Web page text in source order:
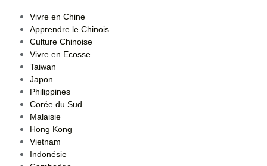
Vivre en Chine
Apprendre le Chinois
Culture Chinoise
Vivre en Ecosse
Taiwan
Japon
Philippines
Corée du Sud
Malaisie
Hong Kong
Vietnam
Indonésie